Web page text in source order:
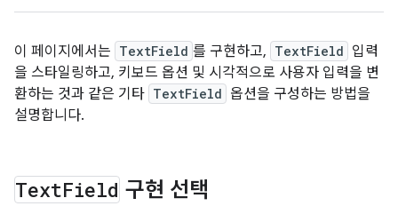
이 페이지에서는 TextField 를 구현하고, TextField 입력
을 스타일링하고, 키보드 옵션 및 시각적으로 사용자 입력을 변
환하는 것과 같은 기타 TextField 옵션을 구성하는 방법을
설명합니다.
TextField 구현 선택